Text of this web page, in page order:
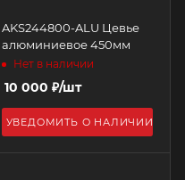
AKS244800-ALU Цевье
алюминиевое 450мм
Нет в наличии
10 000 ₽/шт
УВЕДОМИТЬ О НАЛИЧИИ